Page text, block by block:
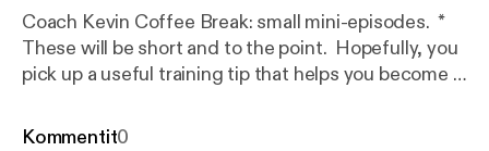
Coach Kevin Coffee Break: small mini-episodes. *
These will be short and to the point. Hopefully, you
pick up a useful training tip that helps you become a
you see your shoes when you run? If so, you are
Kommentit0